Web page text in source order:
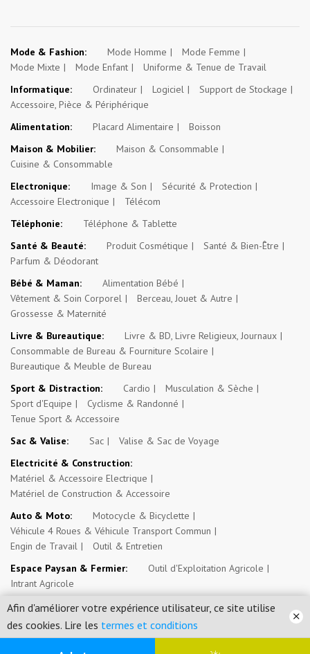
Afin d'améliorer votre expérience utilisateur, ce site utilise
des cookies. Lire les termes et conditions
Mode & Fashion: Mode Homme
Mode Femme
Mode Mixte
Mode Enfant
Uniforme & Tenue de Travail
Informatique:
Ordinateur Logiciel
Support de Stockage
Accessoire, Pièce & Périphérique
Alimentation:
Placard Alimentaire
Boisson
Maison & Mobilier:
Maison & Consommable
Cuisine & Consommable
Electronique:
Image & Son
Sécurité & Protection
Accessoire Electronique
Télécom
Téléphonie:
Téléphone & Tablette
Santé & Beauté:
Produit Cosmétique
Santé & Bien-Être
Parfum & Déodorant
Bébé & Maman:
Alimentation Bébé
Vêtement & Soin Corporel
Berceau, Jouet & Autre
Grossesse & Maternité
Livre & Bureautique:
Livre & BD, Livre Religieux, Journaux
Consommable de Bureau & Fourniture Scolaire
Bureautique & Meuble de Bureau
Sport & Distraction:
Cardio
Musculation & Sèche
Sport d'Equipe
Cyclisme & Randonné
Tenue Sport & Accessoire
Sac & Valise:
Sac
Valise & Sac de Voyage
Electricité & Construction:
Matériel & Accessoire Electrique
Matériel de Construction & Accessoire
Auto & Moto:
Motocycle & Bicyclette
Véhicule 4 Roues & Véhicule Transport Commun
Engin de Travail
Outil & Entretien
Espace Paysan & Fermier:
Outil d'Exploitation Agricole
Intrant Agricole
Evénement, Opportunité & Autres Annonces:
Evénement
Emploi, Stage & Bourse
Immobilier